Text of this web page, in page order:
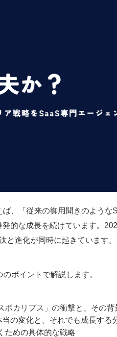
、「従来の御用聞きのような
発的な成長を続けています。
と進化が同時に起きています。
ポイントで解説します。
ポカリプス」の衝撃と、その
当の変化と、それでも成長する
ための具体的な戦略